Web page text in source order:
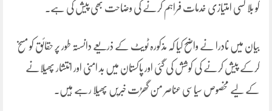
کو بلا کسی امتیازی خدمات فراہم کرنے کی وضاحت بھی پیش کی ہے۔
بیان میں نادرا نے واضح کیا کہ مذکورہ ٹویٹ کے ذریعے دانستہ طور پر حقائق کو مسخ
کرکے پیش کرنے کی کوشش کی گئی اور پاکستان میں بد امنی اور انتشار پھیلانے
کے لیے مخصوص سیاسی عناصر من گھڑت خبریں پھیلا رہے ہیں۔